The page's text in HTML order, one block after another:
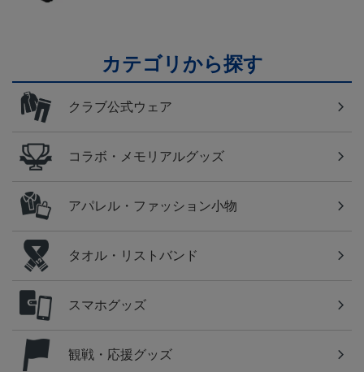
カテゴリから探す
クラブ公式ウェア
コラボ・メモリアルグッズ
アパレル・ファッション小物
タオル・リストバンド
スマホグッズ
観戦・応援グッズ